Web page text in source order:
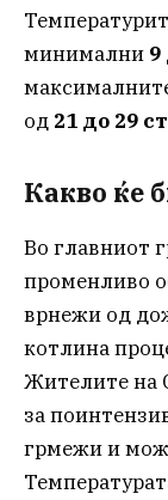
минимални 9
од 21 до 29
Какво ќе
Во главниот
променливо
врнежи од
котлина
Жителите на
за
грмежи и